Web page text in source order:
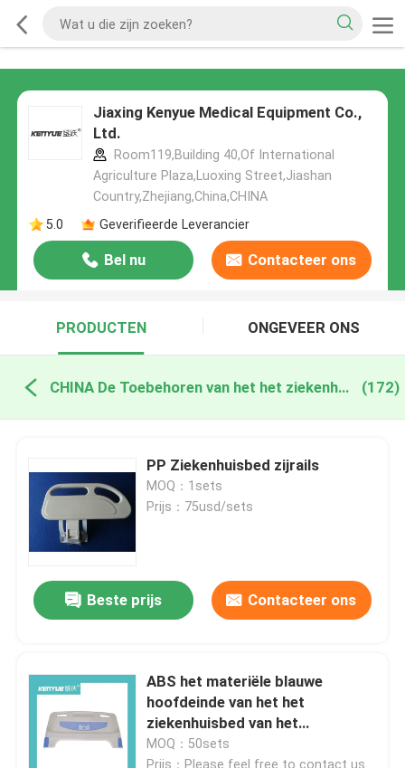
Jiaxing Kenyue Medical Equipment Co.,
Ltd.
Room119,Building 40,Of International
Agriculture Plaza,Luoxing Street,Jiashan
Country,Zhejiang,China,CHINA
5.0
Geverifieerde Leverancier
Bel nu Contacteer ons
PRODUCTEN ONGEVEER ONS
CHINA De Toebehoren van het het ziekenhuisbed (172)
PP Ziekenhuisbed zijrails
MOQ：1sets
Prijs：75usd/sets
Beste prijs Contacteer ons
ABS het materiële blauwe
hoofdeinde van het het
ziekenhuisbed van het
ziekenhuistoebehoren
MOQ：50sets
Prijs：Please feel free to contact us